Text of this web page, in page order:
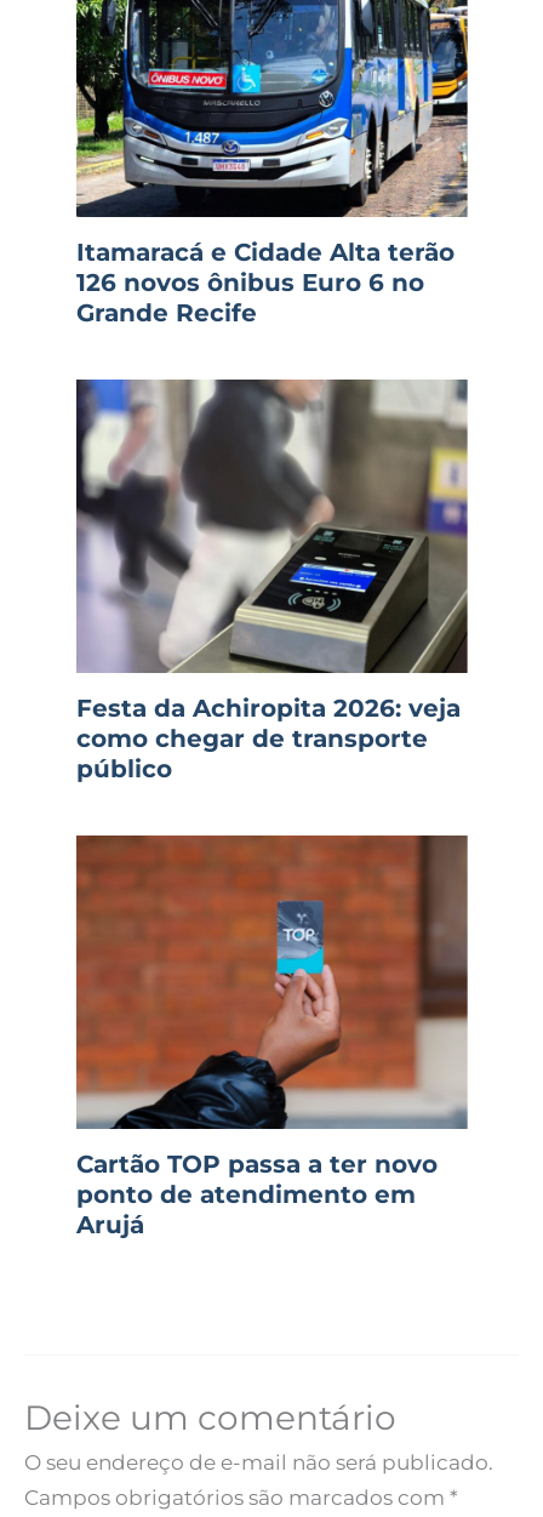
Itamaracá e Cidade Alta terão
126 novos ônibus Euro 6 no
Grande Recife
Festa da Achiropita 2026: veja
como chegar de transporte
público
Cartão TOP passa a ter novo
ponto de atendimento em
Arujá
Deixe um comentário
O seu endereço de e-mail não será publicado.
Campos obrigatórios são marcados com *